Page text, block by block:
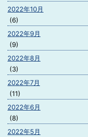
2022年10月
(6)
2022年9月
(9)
2022年8月
(3)
2022年7月
(11)
2022年6月
(8)
2022年5月